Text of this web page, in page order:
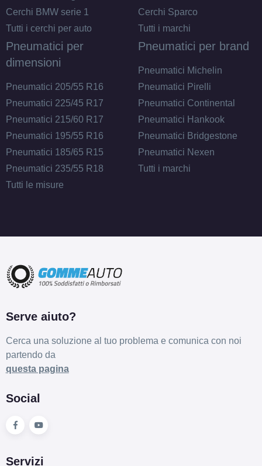
Cerchi BMW serie 1
Tutti i cerchi per auto
Cerchi Sparco
Tutti i marchi
Pneumatici per
dimensioni
Pneumatici 205/55 R16
Pneumatici 225/45 R17
Pneumatici 215/60 R17
Pneumatici 195/55 R16
Pneumatici 185/65 R15
Pneumatici 235/55 R18
Tutti le misure
Pneumatici per brand
Pneumatici Michelin
Pneumatici Pirelli
Pneumatici Continental
Pneumatici Hankook
Pneumatici Bridgestone
Pneumatici Nexen
Tutti i marchi
Serve aiuto?
Cerca una soluzione al tuo problema e comunica con noi
partendo da
questa pagina
Social
Servizi